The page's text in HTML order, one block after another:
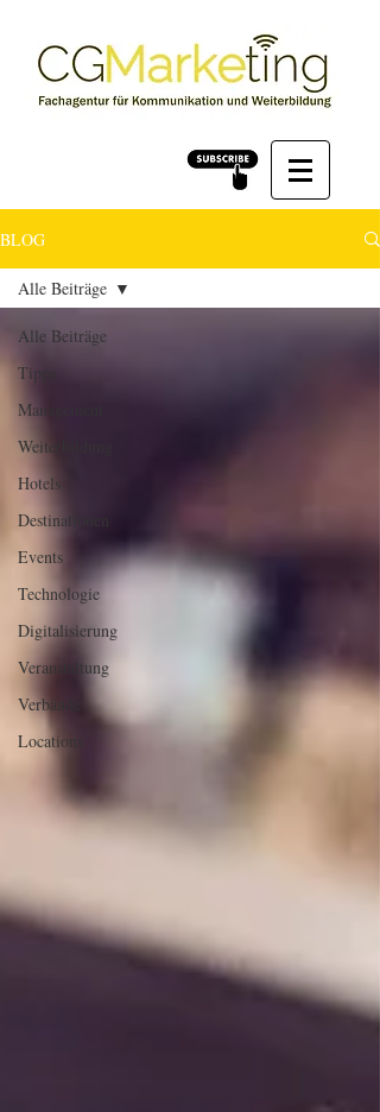
BLOG
Alle Beiträge
Tipps
Management
Weiterbildung
Hotels
Destinationen
Events
Technologie
Digitalisierung
Veranstaltung
Verbände
Locations
Alle Beiträge